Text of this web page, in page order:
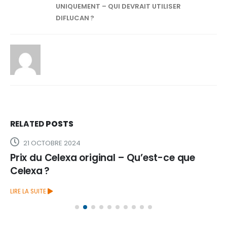
UNIQUEMENT – QUI DEVRAIT UTILISER
DIFLUCAN ?
RELATEDPOSTS
21 OCTOBRE 2024
Prix du Celexa original – Qu’est-ce que
Celexa ?
LIRE LA SUITE